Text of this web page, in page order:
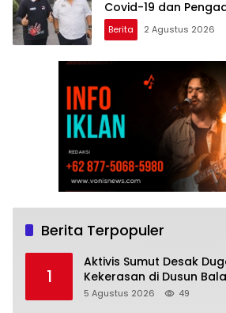
Covid-19 dan
Segera Dilaporkan
Berita 2 Agustus 2026
Berita Terpopuler
1
Aktivis Sumut Desak
Kekerasan di Dusun
Gunung Malintang
5 Agustus 2026 49